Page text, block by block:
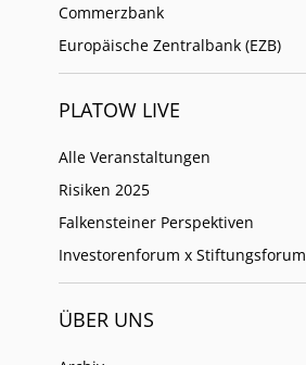
Commerzbank
Europäische Zentralbank (EZB)
PLATOW LIVE
Alle Veranstaltungen
Risiken 2025
Falkensteiner Perspektiven
Investorenforum x Stiftungsforum
ÜBER UNS